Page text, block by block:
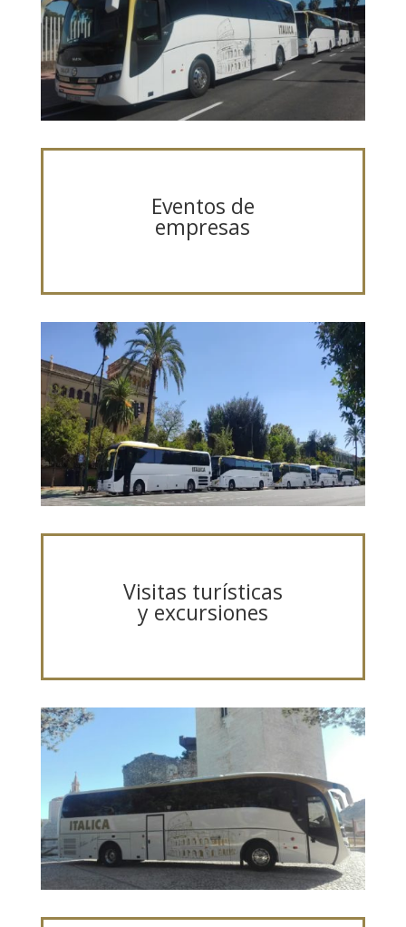
Eventos de
empresas
Visitas turísticas
y excursiones